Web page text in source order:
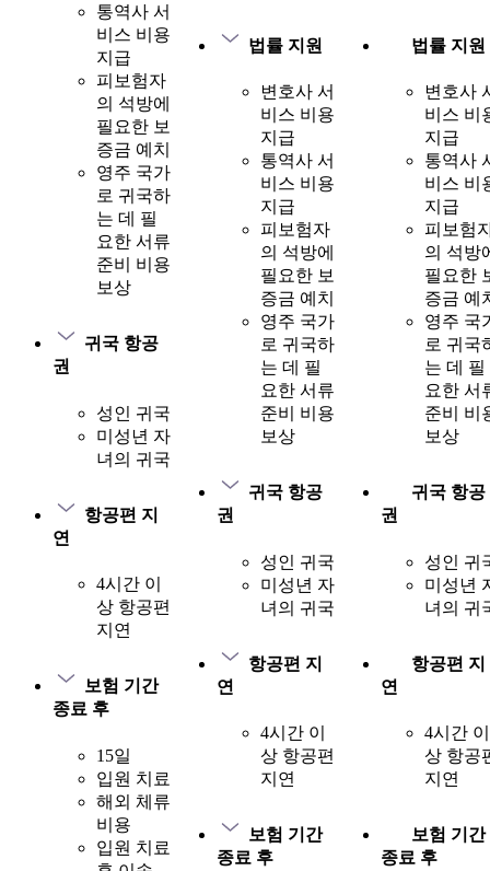
통역사 서
비스 비용
지급
피보험자
의 석방에
필요한 보
증금 예치
영주 국가
로 귀국하
는 데 필
요한 서류
준비 비용
보상
귀국 항공
권
성인 귀국
미성년 자
녀의 귀국
항공편 지
연
4시간 이
상 항공편
지연
보험 기간
종료 후
15일
입원 치료
해외 체류
비용
입원 치료
법률 지원
변호사 서
비스 비용
지급
통역사 서
비스 비용
지급
피보험자
의 석방에
필요한 보
증금 예치
영주 국가
로 귀국하
는 데 필
요한 서류
준비 비용
보상
귀국 항공
권
성인 귀국
미성년 자
녀의 귀국
항공편 지
연
4시간 이
상 항공편
지연
보험 기간
종료 후
법률 지원
변호사
비스 비
지급
통역사
비스 비
지급
피보험
의 석방
필요한
증금 예
영주 국
로 귀국
는 데 필
요한 서
준비 비
보상
귀국 항공
권
성인 귀
미성년
녀의 귀
항공편 지
연
4시간 이
상 항공
지연
보험 기간
종료 후